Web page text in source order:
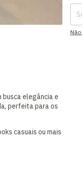
busca elegância e
perfeita para os
casuais ou mais